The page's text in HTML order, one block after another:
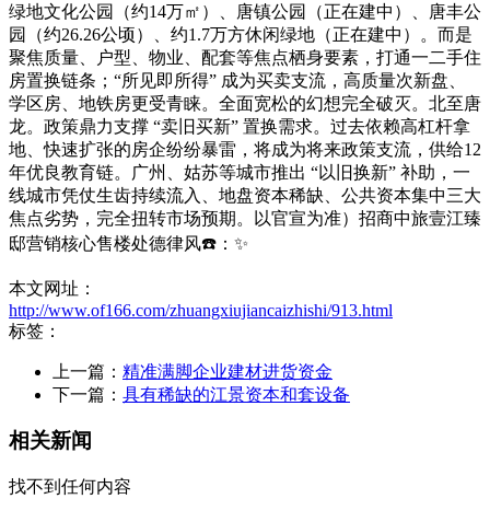
绿地文化公园（约14万㎡）、唐镇公园（正在建中）、唐丰公
园（约26.26公顷）、约1.7万方休闲绿地（正在建中）。而是
聚焦质量、户型、物业、配套等焦点栖身要素，打通一二手住
房置换链条；“所见即所得” 成为买卖支流，高质量次新盘、
学区房、地铁房更受青睐。全面宽松的幻想完全破灭。北至唐
龙。政策鼎力支撑 “卖旧买新” 置换需求。过去依赖高杠杆拿
地、快速扩张的房企纷纷暴雷，将成为将来政策支流，供给12
年优良教育链。广州、姑苏等城市推出 “以旧换新” 补助，一
线城市凭仗生齿持续流入、地盘资本稀缺、公共资本集中三大
焦点劣势，完全扭转市场预期。以官宣为准）招商中旅壹江臻
邸营销核心售楼处德律风☎️：✨
本文网址：
http://www.of166.com/zhuangxiujiancaizhishi/913.html
标签：
上一篇： 精准满脚企业建材进货资金
下一篇： 具有稀缺的江景资本和套设备
相关新闻
找不到任何内容